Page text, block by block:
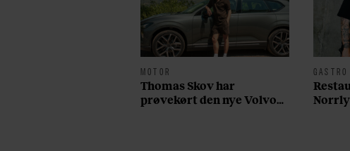
MOTOR
Thomas Skov har
prøvekørt den nye Volvo
GASTRO